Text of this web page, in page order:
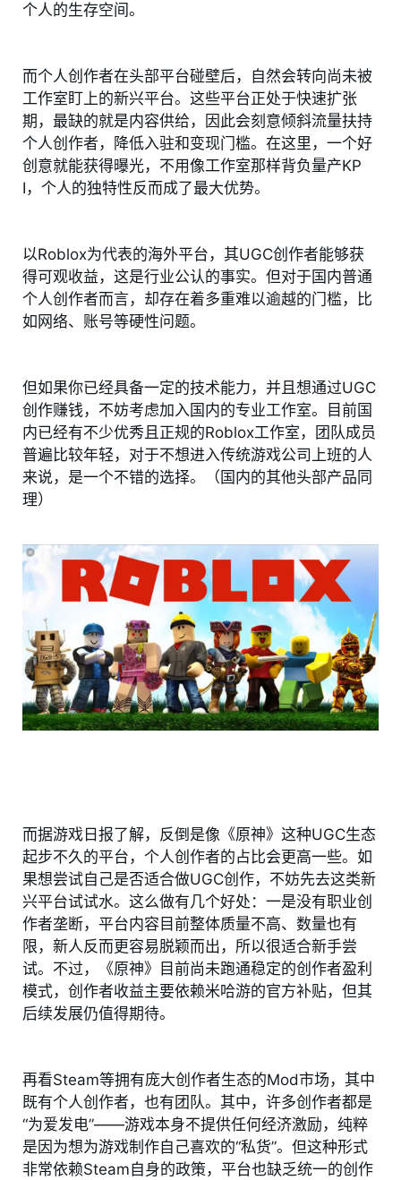
个人的生存空间。
而个人创作者在头部平台碰壁后，自然会转向尚未被
工作室盯上的新兴平台。这些平台正处于快速扩张
期，最缺的就是内容供给，因此会刻意倾斜流量扶持
个人创作者，降低入驻和变现门槛。在这里，一个好
创意就能获得曝光，不用像工作室那样背负量产KP
I，个人的独特性反而成了最大优势。
以Roblox为代表的海外平台，其UGC创作者能够获
得可观收益，这是行业公认的事实。但对于国内普通
个人创作者而言，却存在着多重难以逾越的门槛，比
如网络、账号等硬性问题。
但如果你已经具备一定的技术能力，并且想通过UGC
创作赚钱，不妨考虑加入国内的专业工作室。目前国
内已经有不少优秀且正规的Roblox工作室，团队成员
普遍比较年轻，对于不想进入传统游戏公司上班的人
来说，是一个不错的选择。（国内的其他头部产品同
理）
而据游戏日报了解，反倒是像《原神》这种UGC生态
起步不久的平台，个人创作者的占比会更高一些。如
果想尝试自己是否适合做UGC创作，不妨先去这类新
兴平台试试水。这么做有几个好处：一是没有职业创
作者垄断，平台内容目前整体质量不高、数量也有
限，新人反而更容易脱颖而出，所以很适合新手尝
试。不过，《原神》目前尚未跑通稳定的创作者盈利
模式，创作者收益主要依赖米哈游的官方补贴，但其
后续发展仍值得期待。
再看Steam等拥有庞大创作者生态的Mod市场，其中
既有个人创作者，也有团队。其中，许多创作者都是
“为爱发电”——游戏本身不提供任何经济激励，纯粹
是因为想为游戏制作自己喜欢的“私货”。但这种形式
非常依赖Steam自身的政策，平台也缺乏统一的创作